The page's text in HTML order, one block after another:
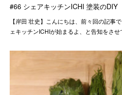
#66 シェアキッチンICHI 塗装のDIY
【岸田 壮史】こんにちは、前々回の記事
ェキッチンICHIが始まるよ、と告知をさ